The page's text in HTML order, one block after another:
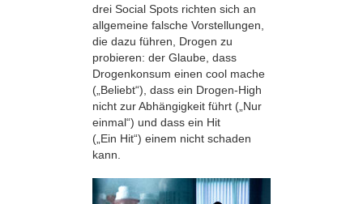
drei Social Spots richten sich an
allgemeine falsche Vorstellungen,
die dazu führen, Drogen zu
probieren: der Glaube, dass
Drogenkonsum einen cool mache
(„Beliebt“), dass ein Drogen-High
nicht zur Abhängigkeit führt („Nur
einmal“) und dass ein Hit
(„Ein Hit“) einem nicht schaden
kann.